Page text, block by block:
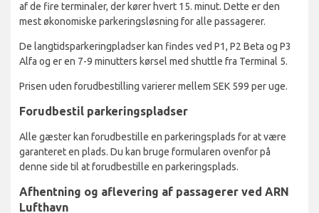
af de fire terminaler, der kører hvert 15. minut. Dette er den
mest økonomiske parkeringsløsning for alle passagerer.
De langtidsparkeringpladser kan findes ved P1, P2 Beta og P3
Alfa og er en 7-9 minutters kørsel med shuttle fra Terminal 5.
Prisen uden forudbestilling varierer mellem SEK 599 per uge.
Forudbestil parkeringspladser
Alle gæster kan forudbestille en parkeringsplads for at være
garanteret en plads. Du kan bruge formularen ovenfor på
denne side til at forudbestille en parkeringsplads.
Afhentning og aflevering af passagerer ved ARN
Lufthavn